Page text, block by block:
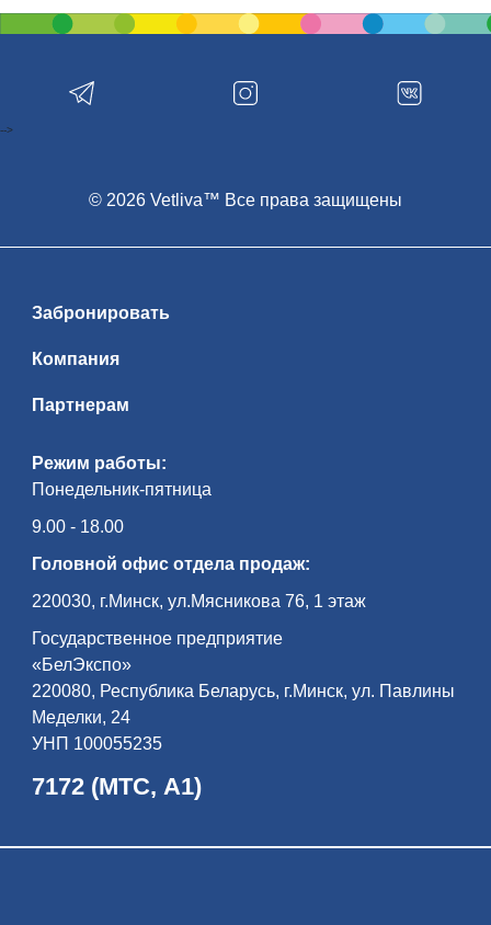
Режим работы:
Понедельник-пятница
9.00 - 18.00
Головной офис отдела продаж:
220030, г.Минск, ул.Мясникова 76, 1 этаж
Государственное предприятие
«БелЭкспо»
220080, Республика Беларусь, г.Минск, ул. Павлины
Меделки, 24
УНП 100055235
7172 (МТС, А1)
Забронировать
Компания
Партнерам
© 2026 Vetliva™ Все права защищены
-->